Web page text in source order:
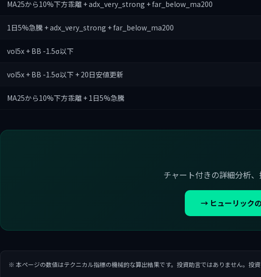
MA25から10%下方乖離 + adx_very_strong + far_below_ma200
1日5%急騰 + adx_very_strong + far_below_ma200
vol5x + BB -1.5σ以下
vol5x + BB -1.5σ以下 + 20日安値更新
MA25から10%下方乖離 + 1日5%急騰
チャート付きの詳細分析
→ ヒューリック
※ 本ページの数値はテクニカル指標の機械的な算出結果です。投資助言ではありません。投資